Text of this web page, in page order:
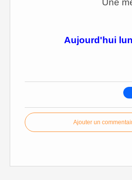
Une
Aujourd'hui
Ajouter un